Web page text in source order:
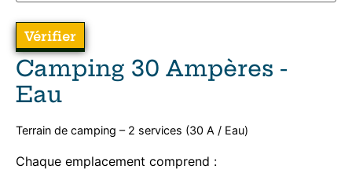
Camping 30 Ampères -
Eau
Terrain de camping – 2 services (30 A / Eau)
Chaque emplacement comprend :